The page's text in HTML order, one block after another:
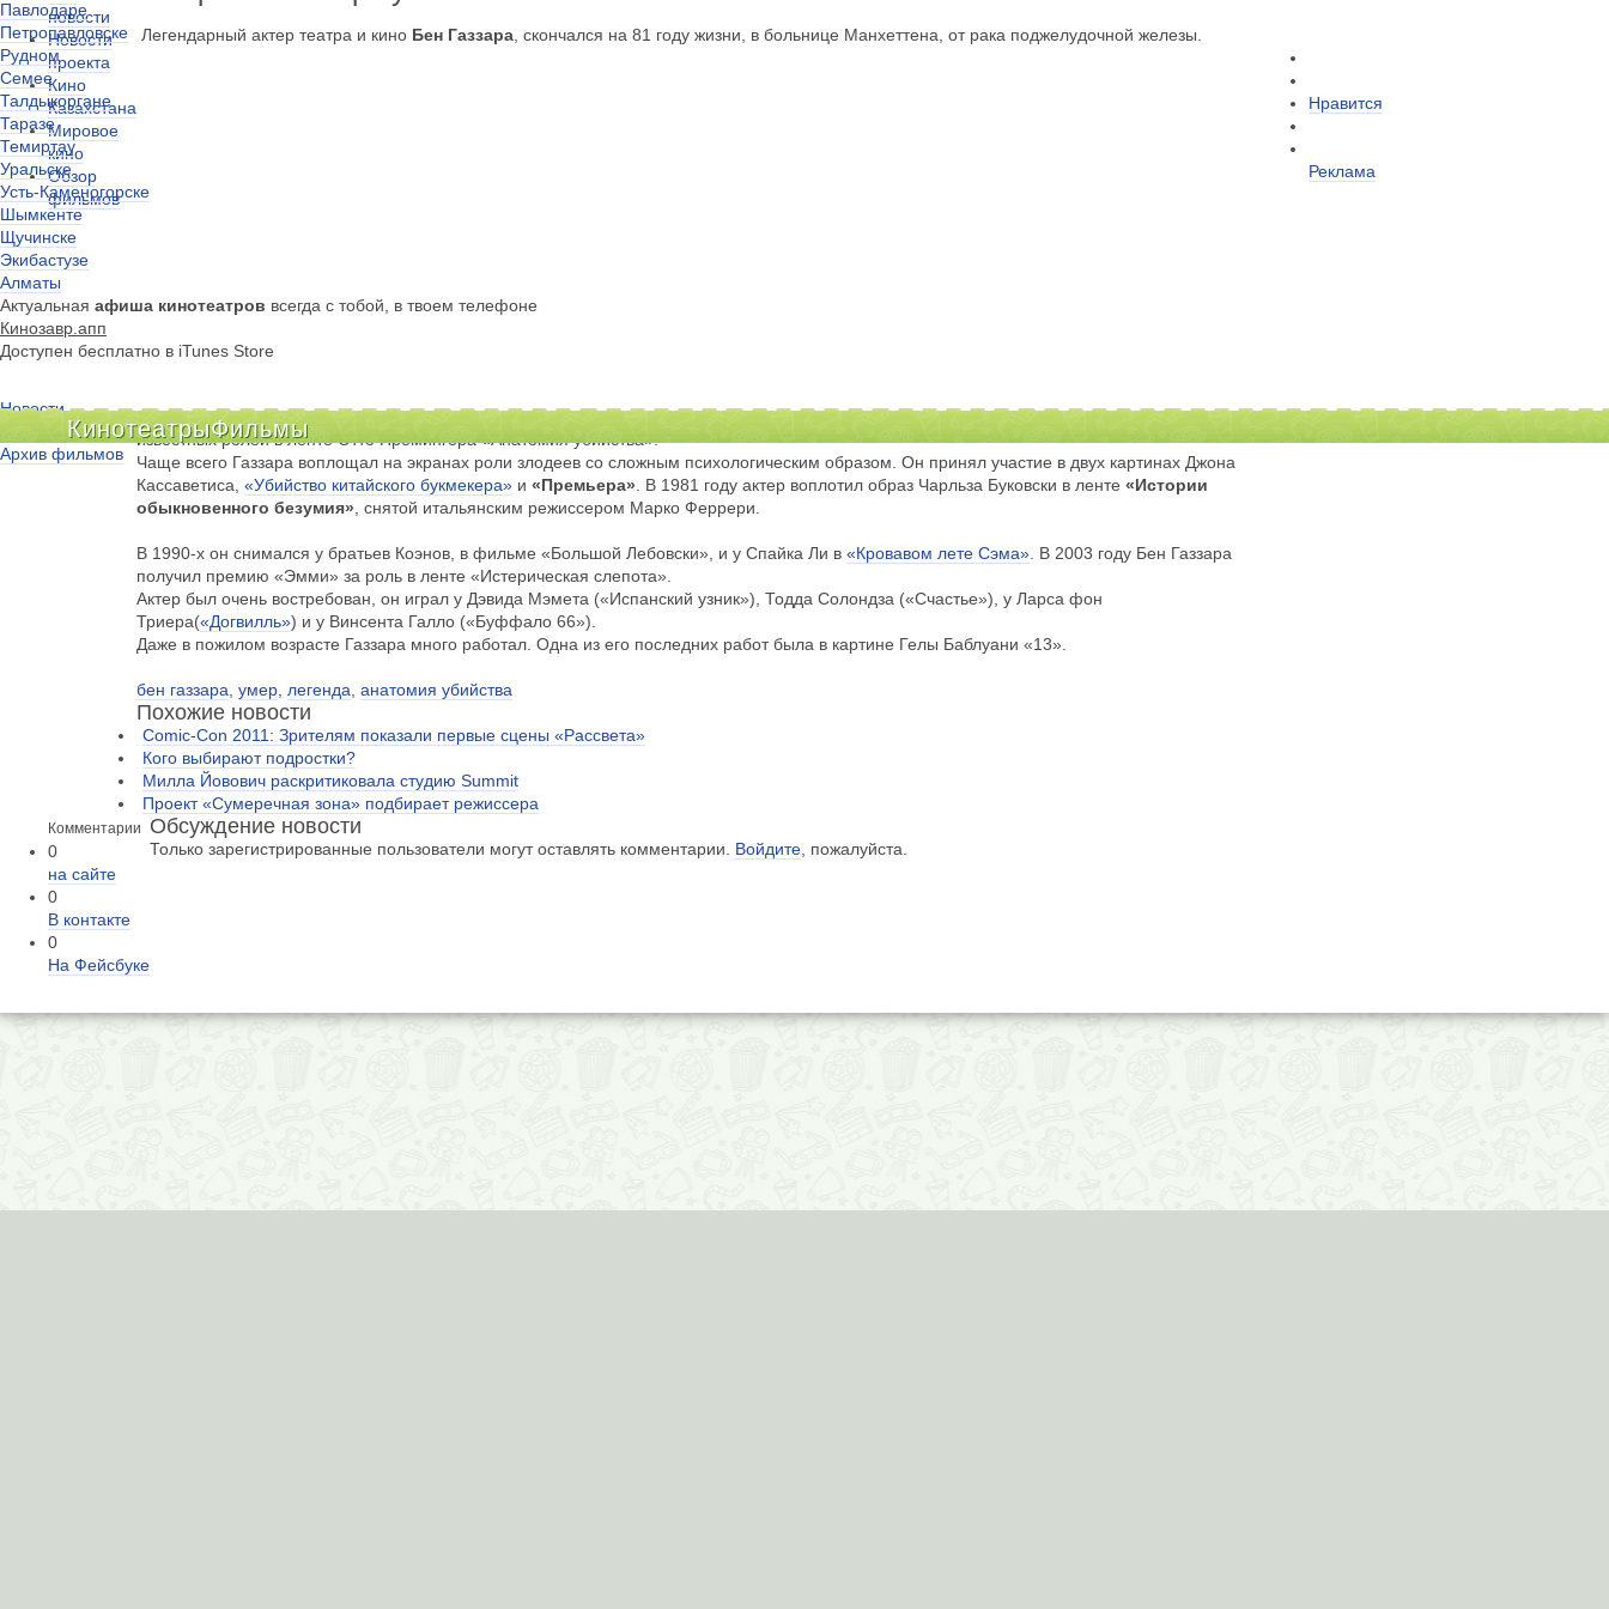
Павлодаре
Петропавловске
Рудном
Семее
Талдыкоргане
Таразе
Темиртау
Уральске
Усть-Каменогорске
Шымкенте
Щучинске
Экибастузе
Алматы
Актуальная афиша кинотеатров всегда с тобой, в твоем телефоне
Кинозавр.апп
Доступен бесплатно в iTunes Store
КинотеатрыФильмы
Новости
Киноклубы
Архив фильмов
новости
Новости
проекта
Кино
Казахстана
Мировое
кино
Обзор
фильмов
Легендарный актер театра и кино Бен Газзара , скончался на 81 году жизни, в больнице Манхеттена, от рака поджелудочной железы.
Его дебют в кино начался в 1957 году, спустя уже два года он заслужил признание критиков и зрителей, сыграв одну из своих самых
известных ролей в ленте Отто Премингера «Анатомия убийства».
Чаще всего Газзара воплощал на экранах роли злодеев со сложным психологическим образом. Он принял участие в двух картинах Джона
Кассаветиса,«Убийство китайского букмекера» и«Премьера» . В 1981 году актер воплотил образ Чарльза Буковски в ленте«Истории
обыкновенного безумия» , снятой итальянским режиссером Марко Феррери.
В 1990-х он снимался у братьев Коэнов, в фильме «Большой Лебовски», и у Спайка Ли в«Кровавом лете Сэма» . В 2003 году Бен Газзара
получил премию «Эмми» за роль в ленте «Истерическая слепота».
Актер был очень востребован, он играл у Дэвида Мэмета («Испанский узник»), Тодда Солондза («Счастье»), у Ларса фон
Триера(«Догвилль») и у Винсента Галло («Буффало 66»).
Даже в пожилом возрасте Газзара много работал. Одна из его последних работ была в картине Гелы Баблуани «13».
бен газзара ,умер легенда ,анатомия убийства
Похожие новости
Comic-Con 2011: Зрителям показали первые сцены «Рассвета»
Кого выбирают подростки?
Милла Йовович раскритиковала студию Summit
Проект «Сумеречная зона» подбирает режиссера
Комментарии
0
на сайте
0
В контакте
0
На Фейсбуке
Обсуждение новости
Только зарегистрированные пользователи могут оставлять комментарии. Войдите , пожалуйста.
Нравится
Реклама